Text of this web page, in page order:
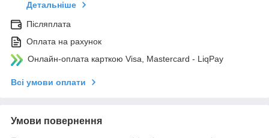
Детальніше
Післяплата
Оплата на рахунок
Онлайн-оплата карткою Visa, Mastercard - LiqPay
Всі умови оплати
Умови повернення